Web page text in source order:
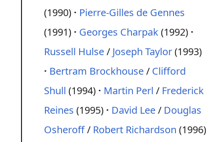
(1990)
Pierre-Gilles de Gennes
(1991)
Georges Charpak(1992)
Russell Hulse/ Joseph Taylor(1993)
Bertram Brockhouse/ Clifford
Shull (1994) Martin Perl / Frederick
Reines (1995) David Lee/ Douglas
Osheroff/ Robert Richardson (1996)